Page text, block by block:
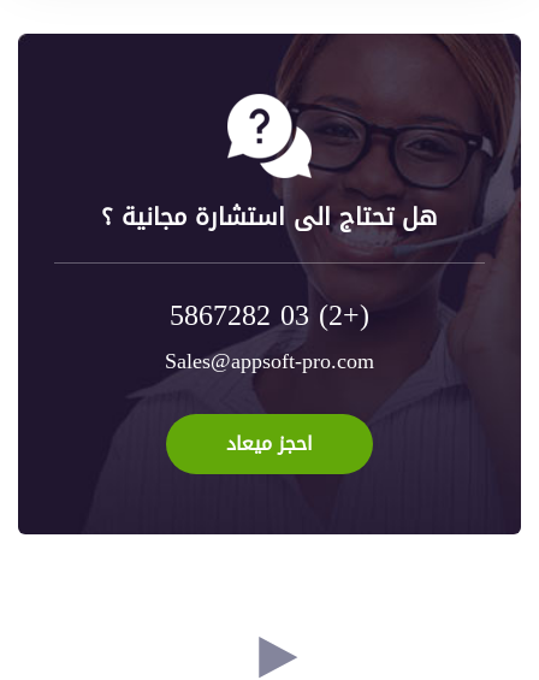
هل تحتاج الى استشارة مجانية ؟
(+2) 03 5867282
Sales@appsoft-pro.com
احجز ميعاد